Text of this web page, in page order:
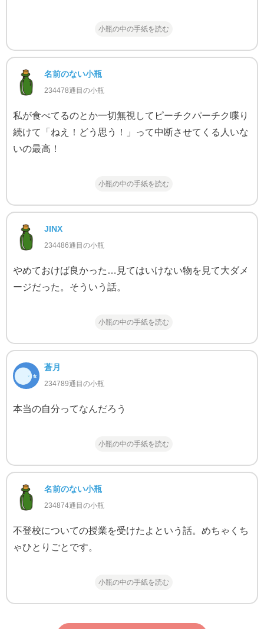
小瓶の中の手紙を読む
名前のない小瓶
234478通目の小瓶
私が食べてるのとか一切無視してピーチクパーチク喋り
続けて「ねえ！どう思う！」って中断させてくる人いな
いの最高！
小瓶の中の手紙を読む
JINX
234486通目の小瓶
やめておけば良かった…見てはいけない物を見て大ダメ
ージだった。そういう話。
小瓶の中の手紙を読む
蒼月
234789通目の小瓶
本当の自分ってなんだろう
小瓶の中の手紙を読む
名前のない小瓶
234874通目の小瓶
不登校についての授業を受けたよという話。めちゃくち
ゃひとりごとです。
小瓶の中の手紙を読む